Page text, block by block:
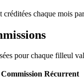
créditées chaque mois
pour chaque filleul
Commission Récurrent